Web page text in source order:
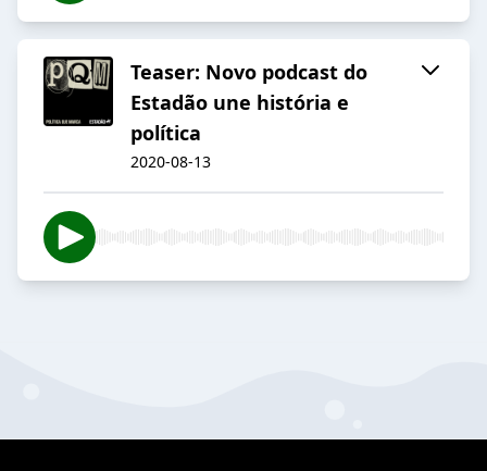
Teaser: Novo podcast do
Estadão une história e
política
2020-08-13